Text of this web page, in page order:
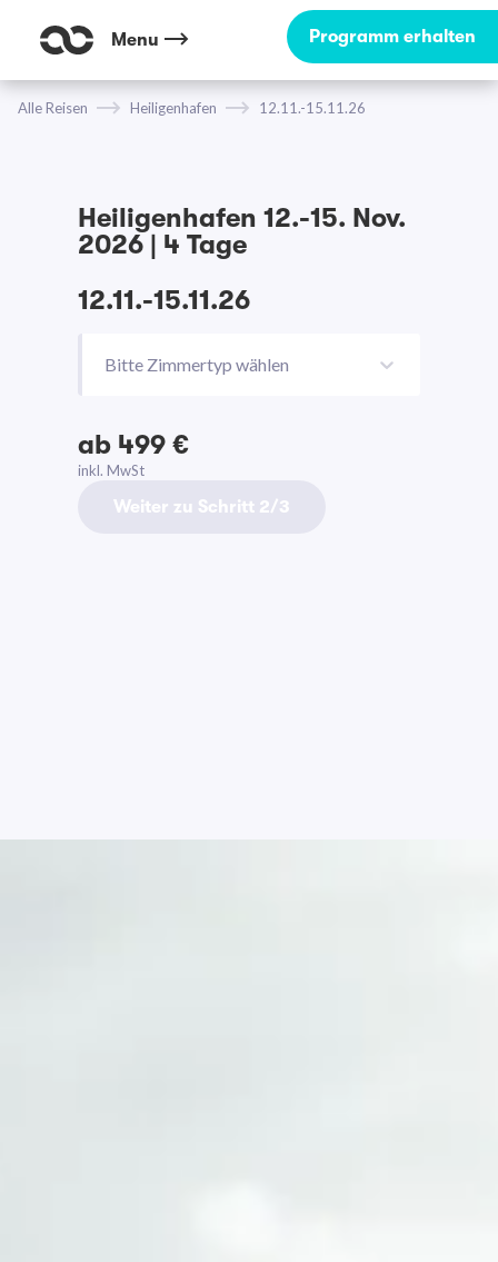
Menu Programm erhalten
Alle Reisen Heiligenhafen 12.11.-15.11.26
Heiligenhafen 12.-15. Nov.
2026 | 4 Tage
12.11.-15.11.26
Bitte Zimmertyp wählen
ab 499 €
inkl. MwSt
Weiter zu Schritt 2/3